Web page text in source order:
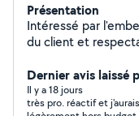
Présentation
Intéressé par
du client et
Dernier avis laissé
Il y a 18 jours
très pro. réactif et